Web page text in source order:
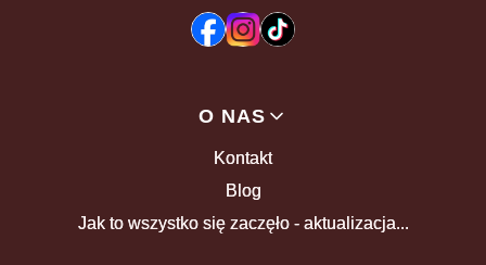
O NAS
Kontakt
Blog
Jak to wszystko się zaczęło - aktualizacja...